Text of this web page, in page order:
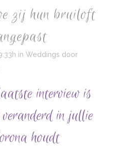
zij hun bruiloft
in Weddings door
interview is
veranderd in jullie
houdt